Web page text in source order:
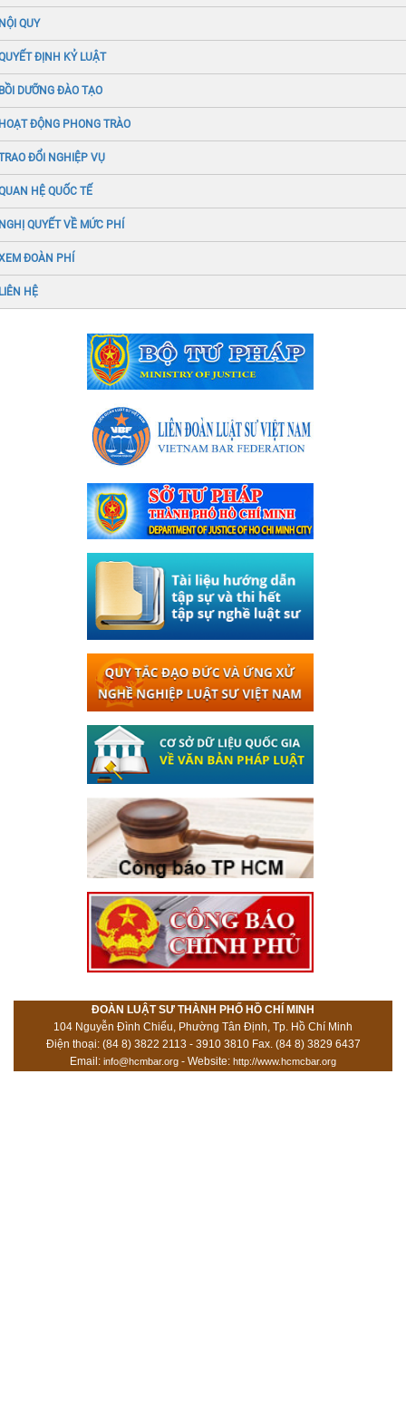
QUY
ĐỊNH KỶ LUẬT
DƯỠNG ĐÀO TẠO
ĐỘNG PHONG TRÀO
ĐỔI NGHIỆP VỤ
HỆ QUỐC TẾ
QUYẾT VỀ MỨC PHÍ
ĐOÀN PHÍ
HỆ
ĐOÀN LUẬT SƯ THÀNH PHỐ HỒ CHÍ MINH
104 Nguyễn Đình Chiểu, Phường Tân Định, Tp. Hồ Chí Minh
Điện thoại: (84 8) 3822 2113 - 3910 3810 Fax. (84 8) 3829 6437
Email: info@hcmbar.org - Website: http://www.hcmcbar.org